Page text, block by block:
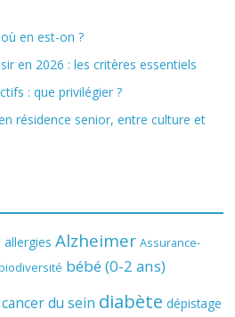
en est-on ?
en 2026 : les critères essentiels
: que privilégier ?
résidence senior, entre culture et
allergies Alzheimer Assurance-
bébé (0-2 ans)
cancer du sein diabète dépistage